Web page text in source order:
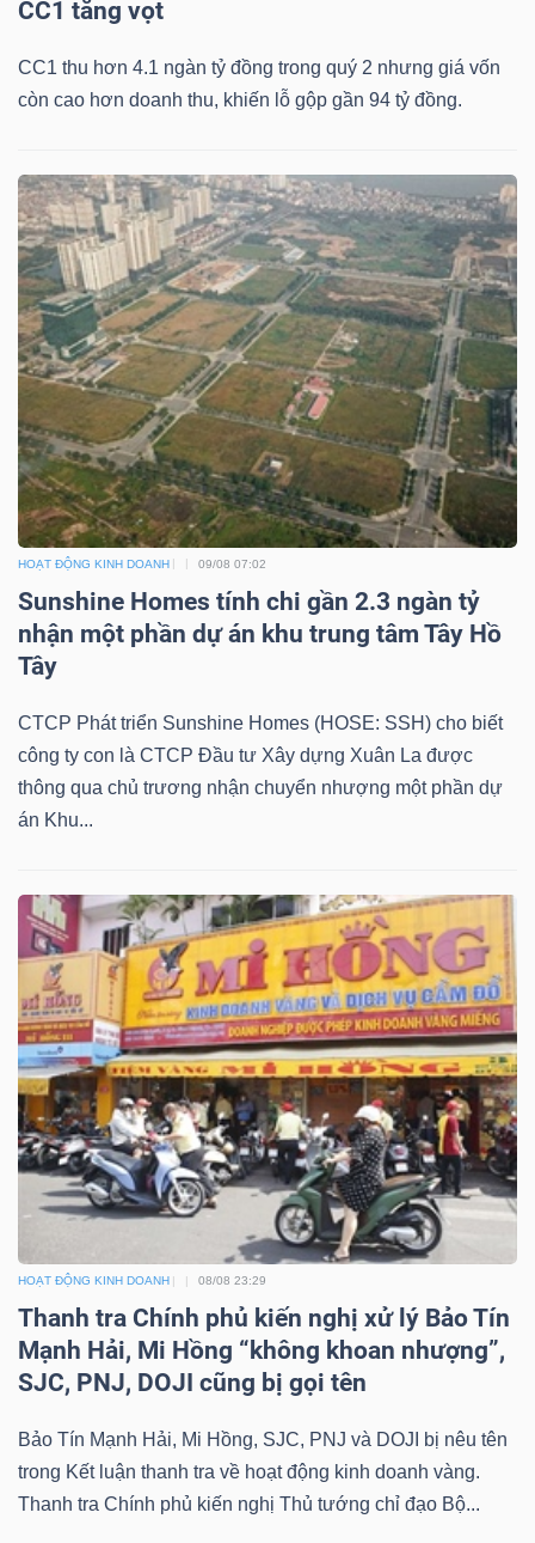
CC1 tăng vọt
CC1 thu hơn 4.1 ngàn tỷ đồng trong quý 2 nhưng giá vốn
còn cao hơn doanh thu, khiến lỗ gộp gần 94 tỷ đồng.
HOẠT ĐỘNG KINH DOANH 09/08 07:02
Sunshine Homes tính chi gần 2.3 ngàn tỷ
nhận một phần dự án khu trung tâm Tây Hồ
Tây
CTCP Phát triển Sunshine Homes (HOSE: SSH) cho biết
công ty con là CTCP Đầu tư Xây dựng Xuân La được
thông qua chủ trương nhận chuyển nhượng một phần dự
án Khu...
HOẠT ĐỘNG KINH DOANH 08/08 23:29
Thanh tra Chính phủ kiến nghị xử lý Bảo Tín
Mạnh Hải, Mi Hồng “không khoan nhượng”,
SJC, PNJ, DOJI cũng bị gọi tên
Bảo Tín Mạnh Hải, Mi Hồng, SJC, PNJ và DOJI bị nêu tên
trong Kết luận thanh tra về hoạt động kinh doanh vàng.
Thanh tra Chính phủ kiến nghị Thủ tướng chỉ đạo Bộ...
YẾU
DÙNG
THIẾT
YẾU
SÓC
SỨC
KHỎE
TÀI
CHÍNH
CÔNG
THÔNG
TIN
DỊCH
VỤ
TRUYỀN
THÔNG
TIỆN
ÍCH
BẤT